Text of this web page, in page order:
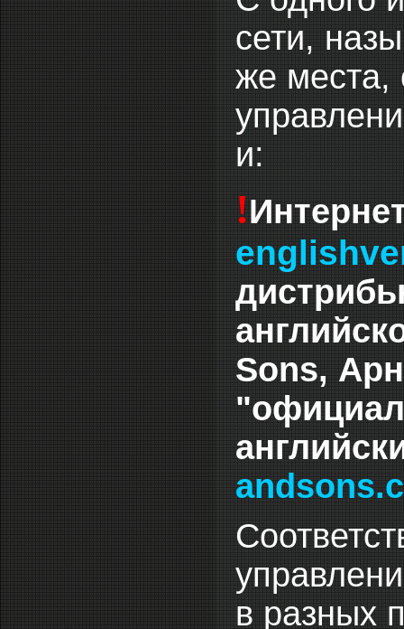
сети,
же места,
и:
!
Sons,
в разных